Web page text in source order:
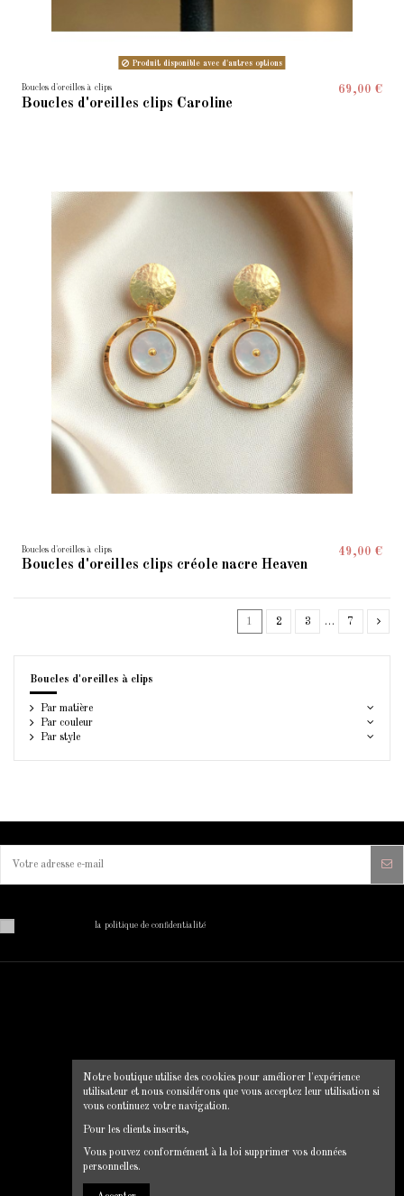
Produit disponible avec d'autres options
Boucles d'oreilles à clips
Boucles d'oreilles clips Caroline
69,00 €
Boucles d'oreilles à clips
Boucles d'oreilles clips créole nacre Heaven
49,00 €
1 2 3 … 7
Boucles d'oreilles à clips
Par matière
Par couleur
Par style
la politique de confidentialité
Mentions légales
Politique de confidentialité
Clip Chic
12 rue du pont, 22130 Plancoet
Notre boutique utilise des cookies pour améliorer l'expérience
utilisateur et nous considérons que vous acceptez leur utilisation si
vous continuez votre navigation.
Pour les clients inscrits,
Vous pouvez conformément à la loi supprimer vos données
personnelles.